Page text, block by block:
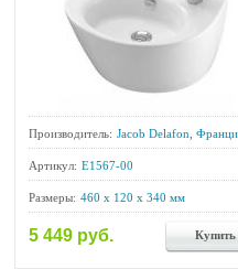
Производитель: Jacob Delafon,
Артикул: E1567-00
Размеры: 460 x 120 x 340 мм
5 449 руб. Купить